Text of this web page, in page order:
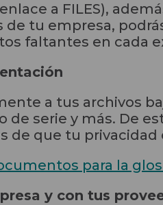
a FILES),
tu empresa,
faltantes en cada
a tus archivos
de serie y más. De
de que tu privacidad
para la
y con tus